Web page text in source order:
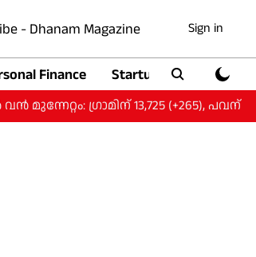
- Dhanam Magazine Sign in
Finance Startup
ഗ്രാമിന് 13,725 (+265), പവന് 1,09,800